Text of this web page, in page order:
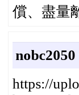
償、盡量
nobc2050
https://